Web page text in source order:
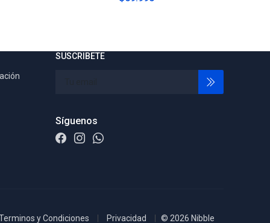
SUSCRIBETE
Síguenos
y Condiciones Privacidad © 2026 Nibble